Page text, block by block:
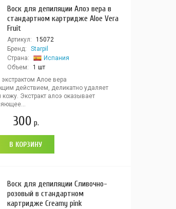
Воск для депиляции Алоэ вера в
стандартном картридже Aloe Vera
Fruit
Артикул:
15072
Бренд:
Starpil
Страна:
Испания
Объем:
1 шт
Алое вера
действием, деликатно удаляет
Экстракт алоэ оказывает
300 р.
В КОРЗИНУ
Воск для депиляции Сливочно-
розовый в стандартном
картридже Creamy pink